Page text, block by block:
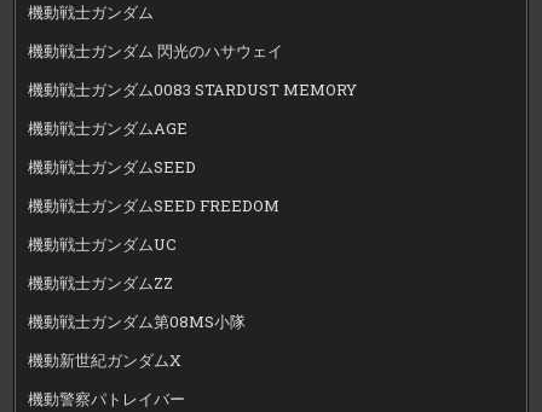
機動戦士ガンダム
機動戦士ガンダム 閃光のハサウェイ
機動戦士ガンダム0083 STARDUST MEMORY
機動戦士ガンダムAGE
機動戦士ガンダムSEED
機動戦士ガンダムSEED FREEDOM
機動戦士ガンダムUC
機動戦士ガンダムZZ
機動戦士ガンダム第08MS小隊
機動新世紀ガンダムX
機動警察パトレイバー